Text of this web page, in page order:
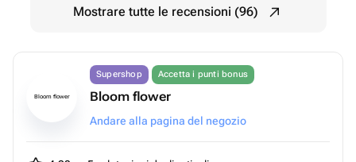
Mostrare tutte le recensioni (96)
Bloom flower
Supershop Accetta i punti bonus
Bloom flower
Andare alla pagina del negozio